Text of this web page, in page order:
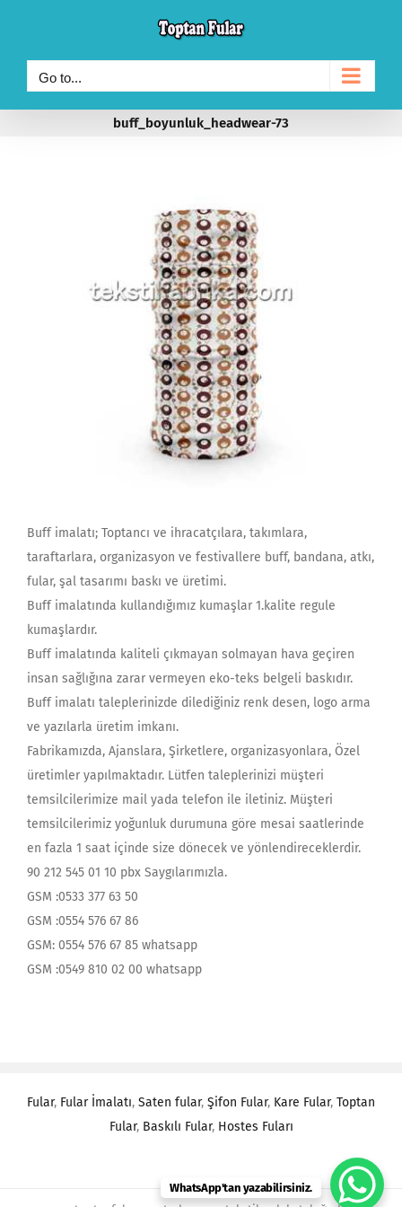
content
Go to...
buff_boyunluk_headwear-73
Buff imalatı; Toptancı ve ihracatçılara, takımlara,
taraftarlara, organizasyon ve festivallere buff, bandana, atkı,
fular, şal tasarımı baskı ve üretimi.
Buff imalatında kullandığımız kumaşlar 1.kalite regule
kumaşlardır.
Buff imalatında kaliteli çıkmayan solmayan hava geçiren
insan sağlığına zarar vermeyen eko-teks belgeli baskıdır.
Buff imalatı taleplerinizde dilediğiniz renk desen, logo arma
ve yazılarla üretim imkanı.
Fabrikamızda, Ajanslara, Şirketlere, organizasyonlara, Özel
üretimler yapılmaktadır. Lütfen taleplerinizi müşteri
temsilcilerimize mail yada telefon ile iletiniz. Müşteri
temsilcilerimiz yoğunluk durumuna göre mesai saatlerinde
en fazla 1 saat içinde size dönecek ve yönlendireceklerdir.
90 212 545 01 10 pbx Saygılarımızla.
GSM :0533 377 63 50
GSM :0554 576 67 86
GSM: 0554 576 67 85 whatsapp
GSM :0549 810 02 00 whatsapp
Fular, Fular İmalatı, Saten fular, Şifon Fular, Kare Fular, Toptan
Fular, Baskılı Fular, Hostes Fuları
WhatsApp'tan yazabilirsiniz.